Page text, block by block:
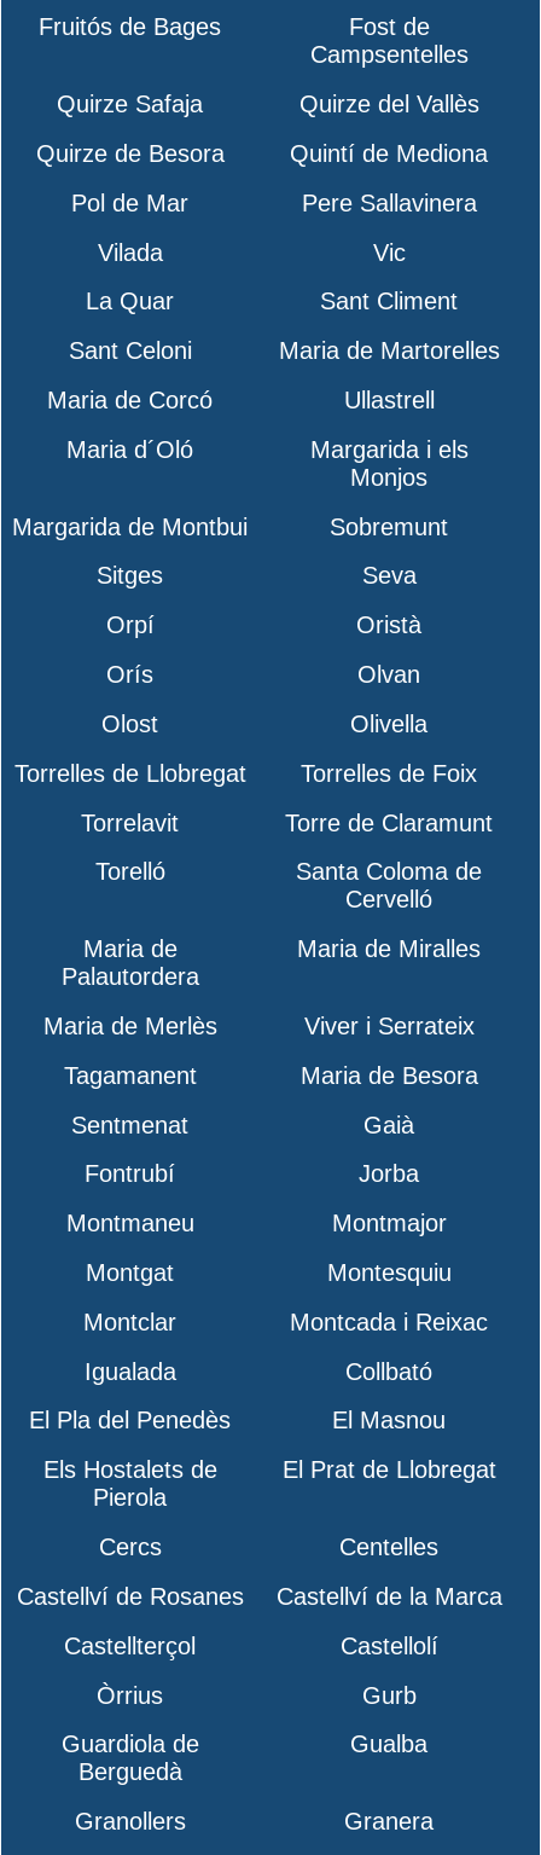
Fruitós de Bages
Fost de
Campsentelles
Quirze Safaja
Quirze del Vallès
Quirze de Besora
Quintí de Mediona
Pol de Mar
Pere Sallavinera
Vilada
Vic
La Quar
Sant Climent
Sant Celoni
Maria de Martorelles
Maria de Corcó
Ullastrell
Maria d´Oló
Margarida i els
Monjos
Margarida de Montbui
Sobremunt
Sitges
Seva
Orpí
Oristà
Orís
Olvan
Olost
Olivella
Torrelles de Llobregat
Torrelles de Foix
Torrelavit
Torre de Claramunt
Torelló
Santa Coloma de
Cervelló
Maria de
Palautordera
Maria de Miralles
Maria de Merlès
Viver i Serrateix
Tagamanent
Maria de Besora
Sentmenat
Gaià
Fontrubí
Jorba
Montmaneu
Montmajor
Montgat
Montesquiu
Montclar
Montcada i Reixac
Igualada
Collbató
El Pla del Penedès
El Masnou
Els Hostalets de
Pierola
El Prat de Llobregat
Cercs
Centelles
Castellví de Rosanes
Castellví de la Marca
Castellterçol
Castellolí
Òrrius
Gurb
Guardiola de
Berguedà
Gualba
Granollers
Granera